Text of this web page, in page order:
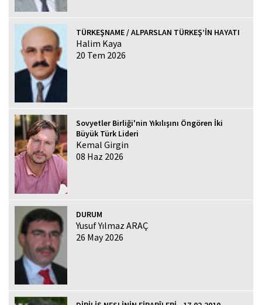
TÜRKEŞNAME / ALPARSLAN TÜRKEŞ’İN HAYATI
Halim Kaya
20 Tem 2026
Sovyetler Birliği'nin Yıkılışını Öngören İki
Büyük Türk Lideri
Kemal Girgin
08 Haz 2026
DURUM
Yusuf Yılmaz ARAÇ
26 May 2026